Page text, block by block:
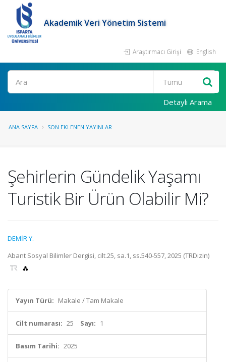
Akademik Veri Yönetim Sistemi
Araştırmacı Girişi English
Ara
Detaylı Arama
ANA SAYFA SON EKLENEN YAYINLAR
Şehirlerin Gündelik Yaşamı
Turistik Bir Ürün Olabilir Mi?
DEMİR Y.
Abant Sosyal Bilimler Dergisi, cilt.25, sa.1, ss.540-557, 2025 (TRDizin)
Yayın Türü: Makale / Tam Makale
Cilt numarası: 25 Sayı: 1
Basım Tarihi: 2025